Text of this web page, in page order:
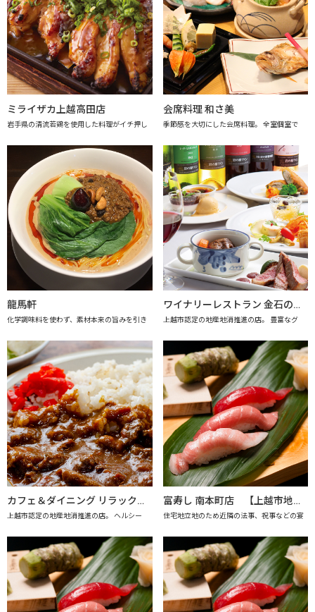
ミライザカ上越高田店
岩手県の清流若鶏を使用した料理がイチ押し
会席料理 和さ美
季節感を大切にした会席料理。 全室個室で
龍馬軒
化学調味料を使わず、素材本来の旨みを引き
ワイナリーレストラン 金石の音（きんせきのね） 【上越市地産地消推進の店認定店】
上越市認定の地産地消推進の店。 豊富なグ
カフェ＆ダイニング リラックス 【上越市地産地消推進の店認定店】
上越市認定の地産地消推進の店。 ヘルシー
富寿し 南本町店 【上越市地産地消の店認定店】
住宅地立地のため近隣の法事、祝事などの宴